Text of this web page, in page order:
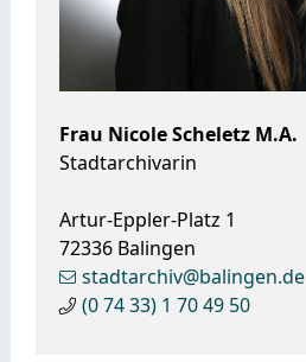
Frau NicoleScheletz M.A.
Stadtarchivarin
Artur-Eppler-Platz 1
72336 Balingen
stadtarchiv@balingen.de
(07433) 1 7049 50